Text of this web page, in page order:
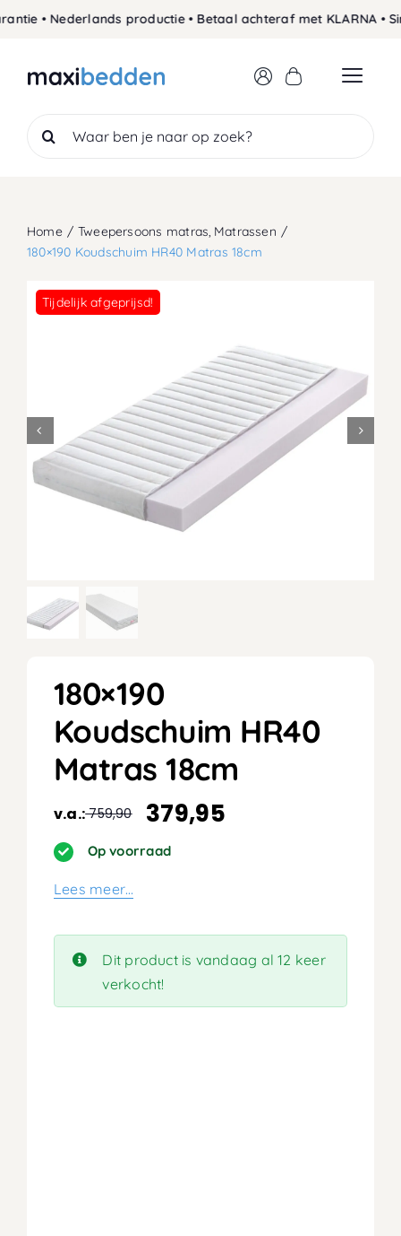
• Nederlands productie • Betaal achteraf met KLARNA •
Search
for:
Home Tweepersoons matras Matrassen
180×190 Koudschuim HR40 Matras 18cm
Tijdelijk afgeprijsd!
180×190
Koudschuim HR40
Matras 18cm
v.a.:759,90
Oorspronkelijke
prijs
was:
759,90.
379,95
Huidige
prijs
is:
379,95.
Op voorraad
Lees meer…
Dit product is vandaag al 12 keer
verkocht!